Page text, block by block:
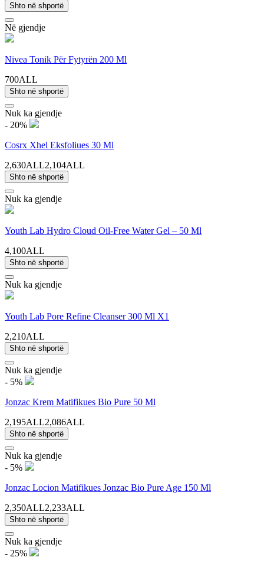
Shto në shportë
Në gjendje
Nivea Tonik Për Fytyrën 200 Ml
700ALL
Shto në shportë
Nuk ka gjendje
- 20%
Cosrx Xhel Eksfoliues 30 Ml
2,630ALL2,104ALL
Shto në shportë
Nuk ka gjendje
Youth Lab Hydro Cloud Oil-Free Water Gel – 50 Ml
4,100ALL
Shto në shportë
Nuk ka gjendje
Youth Lab Pore Refine Cleanser 300 Ml X1
2,210ALL
Shto në shportë
Nuk ka gjendje
- 5%
Jonzac Krem Matifikues Bio Pure 50 Ml
2,195ALL2,086ALL
Shto në shportë
Nuk ka gjendje
- 5%
Jonzac Locion Matifikues Jonzac Bio Pure Age 150 Ml
2,350ALL2,233ALL
Shto në shportë
Nuk ka gjendje
- 25%